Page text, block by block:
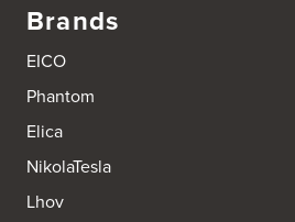
Postboks 213
4296 Åkrehamn
Tel.:
Bonaparte Interiør AS
Borgenveien 66
Tel.:
Brands
EICO
Phantom
Elica
NikolaTesla
Lhov